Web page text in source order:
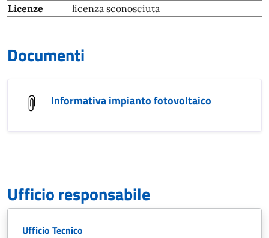
Licenze licenza sconosciuta
Documenti
Informativa impianto fotovoltaico
Ufficio responsabile
Ufficio Tecnico